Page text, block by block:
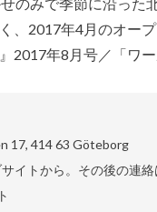
、2017年4月のオー
2017年8月号／「ワ
17, 414 63 Göteborg
イトから。その後の連